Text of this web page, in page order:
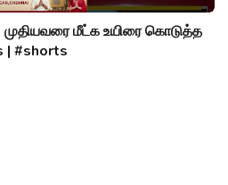
மீட்க உயிரை கொடுத்த
| #shorts